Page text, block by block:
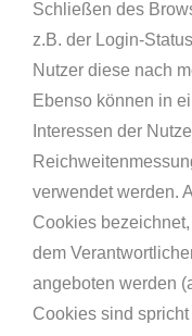
Schließen des
z.B. der Login-
Nutzer diese nach
Ebenso können in
Interessen der
verwendet werden.
Cookies
dem
angeboten werden
Cookies sind spricht